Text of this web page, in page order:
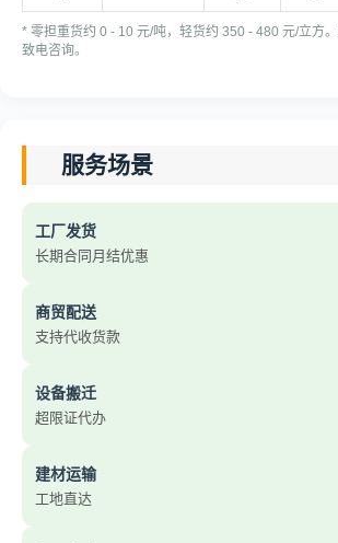
* 零担重货约 0 - 10 元/吨，轻货约 350 - 480 元/立方
致电咨询。
服务场景
工厂发货
长期合同月结优惠
商贸配送
支持代收货款
设备搬迁
超限证代办
建材运输
工地直达